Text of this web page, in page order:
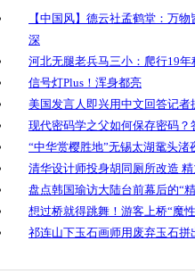
【中国风】德云社孟鹤堂：万
深
河北无腿老兵马三小：爬行19年
信号灯Plus！浑身都亮
美国发言人即兴用中文回答记者
现代密码学之父如何保存密码
“中华赏樱胜地”无锡太湖鼋头渚
清华设计师投身胡同厕所改造
盘点韩国瑜访大陆台前幕后的“
想过桥就得跳舞！游客上桥“魔
祁连山下玉石画师用废弃玉石拼